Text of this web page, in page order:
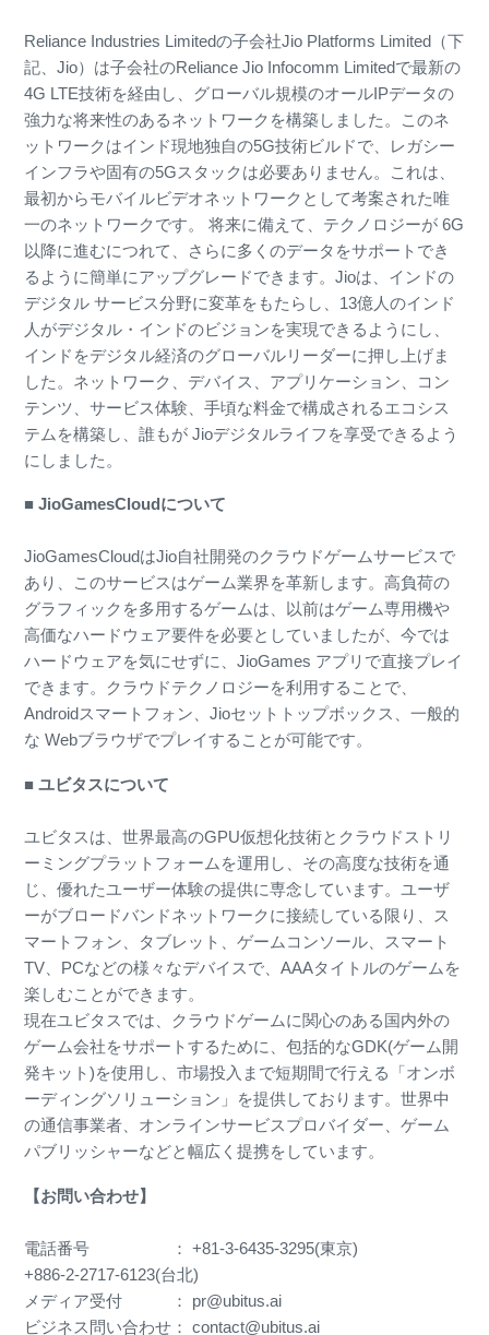
Reliance Industries Limitedの子会社Jio Platforms Limited（下
記、Jio）は子会社のReliance Jio Infocomm Limitedで最新の
4G LTE技術を経由し、グローバル規模のオールIPデータの
強力な将来性のあるネットワークを構築しました。このネ
ットワークはインド現地独自の5G技術ビルドで、レガシー
インフラや固有の5Gスタックは必要ありません。これは、
最初からモバイルビデオネットワークとして考案された唯
一のネットワークです。 将来に備えて、テクノロジーが 6G
以降に進むにつれて、さらに多くのデータをサポートでき
るように簡単にアップグレードできます。Jioは、インドの
デジタル サービス分野に変革をもたらし、13億人のインド
人がデジタル・インドのビジョンを実現できるようにし、
インドをデジタル経済のグローバルリーダーに押し上げま
した。ネットワーク、デバイス、アプリケーション、コン
テンツ、サービス体験、手頃な料金で構成されるエコシス
テムを構築し、誰もが Jioデジタルライフを享受できるよう
にしました。
■ JioGamesCloudについて
JioGamesCloudはJio自社開発のクラウドゲームサービスで
あり、このサービスはゲーム業界を革新します。高負荷の
グラフィックを多用するゲームは、以前はゲーム専用機や
高価なハードウェア要件を必要としていましたが、今では
ハードウェアを気にせずに、JioGames アプリで直接プレイ
できます。クラウドテクノロジーを利用することで、
Androidスマートフォン、Jioセットトップボックス、一般的
な Webブラウザでプレイすることが可能です。
■ ユビタスについて
ユビタスは、世界最高のGPU仮想化技術とクラウドストリ
ーミングプラットフォームを運用し、その高度な技術を通
じ、優れたユーザー体験の提供に専念しています。ユーザ
ーがブロードバンドネットワークに接続している限り、ス
マートフォン、タブレット、ゲームコンソール、スマート
TV、PCなどの様々なデバイスで、AAAタイトルのゲームを
楽しむことができます。
現在ユビタスでは、クラウドゲームに関心のある国内外の
ゲーム会社をサポートするために、包括的なGDK(ゲーム開
発キット)を使用し、市場投入まで短期間で行える「オンボ
ーディングソリューション」を提供しております。世界中
の通信事業者、オンラインサービスプロバイダー、ゲーム
パブリッシャーなどと幅広く提携をしています。
【お問い合わせ】
電話番号 ： +81-3-6435-3295(東京)
+886-2-2717-6123(台北)
メディア受付 ： pr@ubitus.ai
ビジネス問い合わせ： contact@ubitus.ai